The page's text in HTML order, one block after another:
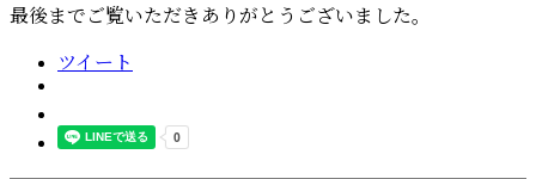
最後までご覧いただきありがとうございました。
ツイート